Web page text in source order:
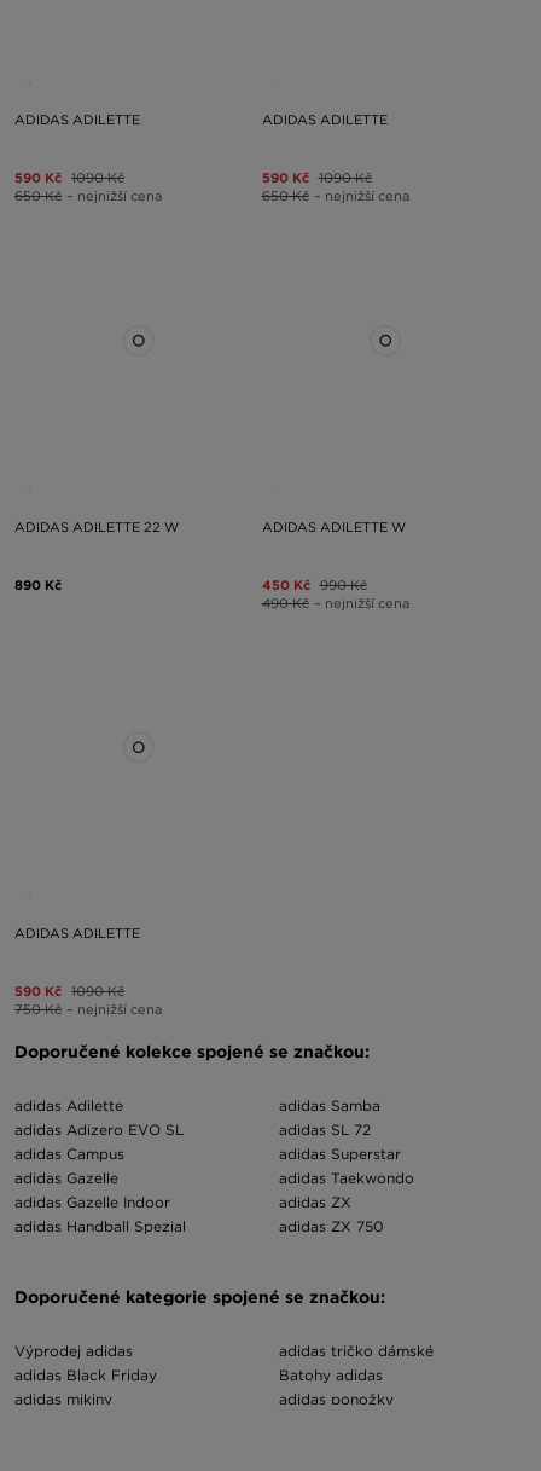
ADIDAS ADILETTE
590 Kč 1090 Kč
650 Kč – nejnižší cena
ADIDAS ADILETTE
590 Kč 1090 Kč
650 Kč – nejnižší cena
ADIDAS ADILETTE 22 W
890 Kč
ADIDAS ADILETTE W
450 Kč 990 Kč
490 Kč – nejnižší cena
ADIDAS ADILETTE
590 Kč 1090 Kč
750 Kč – nejnižší cena
Doporučené kolekce spojené se značkou:
adidas Adilette
adidas Adizero EVO SL
adidas Campus
adidas Gazelle
adidas Gazelle Indoor
adidas Handball Spezial
adidas Samba
adidas SL 72
adidas Superstar
adidas Taekwondo
adidas ZX
adidas ZX 750
Doporučené kategorie spojené se značkou:
Výprodej adidas
adidas Black Friday
adidas mikiny
adidas tričko dámské
Batohy adidas
adidas ponožky